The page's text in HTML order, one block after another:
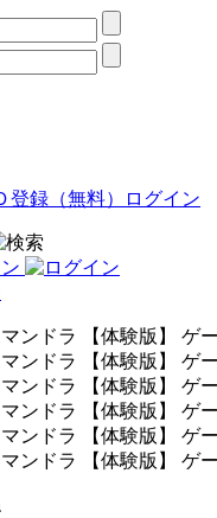
録（無料） ログイン